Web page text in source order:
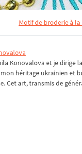
Motif de broderie à
Konovalova et je dirige
héritage ukrainien et
Cet art, transmis de